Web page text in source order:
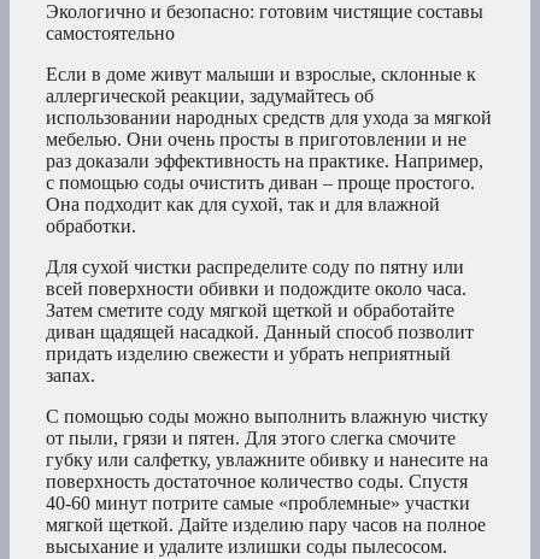
Экологично и безопасно: готовим чистящие составы
самостоятельно
Если в доме живут малыши и взрослые, склонные к
аллергической реакции, задумайтесь об
использовании народных средств для ухода за мягкой
мебелью. Они очень просты в приготовлении и не
раз доказали эффективность на практике. Например,
с помощью соды очистить диван – проще простого.
Она подходит как для сухой, так и для влажной
обработки.
Для сухой чистки распределите соду по пятну или
всей поверхности обивки и подождите около часа.
Затем сметите соду мягкой щеткой и обработайте
диван щадящей насадкой. Данный способ позволит
придать изделию свежести и убрать неприятный
запах.
С помощью соды можно выполнить влажную чистку
от пыли, грязи и пятен. Для этого слегка смочите
губку или салфетку, увлажните обивку и нанесите на
поверхность достаточное количество соды. Спустя
40-60 минут потрите самые «проблемные» участки
мягкой щеткой. Дайте изделию пару часов на полное
высыхание и удалите излишки соды пылесосом.